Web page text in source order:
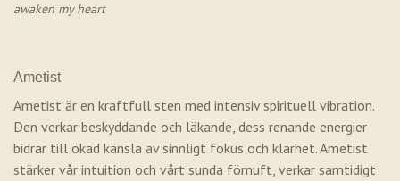
awaken my heart
Ametist
Ametist är en kraftfull sten med intensiv spirituell vibration.
Den verkar beskyddande och läkande, dess renande energier
bidrar till ökad känsla av sinnligt fokus och klarhet. Ametist
stärker vår intuition och vårt sunda förnuft, verkar samtidigt